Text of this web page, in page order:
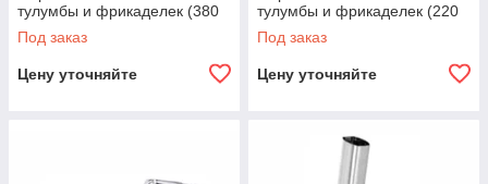
тулумбы и фрикаделек (380
В) EMPERO
Под заказ
Цену уточняйте
тулумбы и фрикаделек (220
В) EMPERO
Под заказ
Цену уточняйте